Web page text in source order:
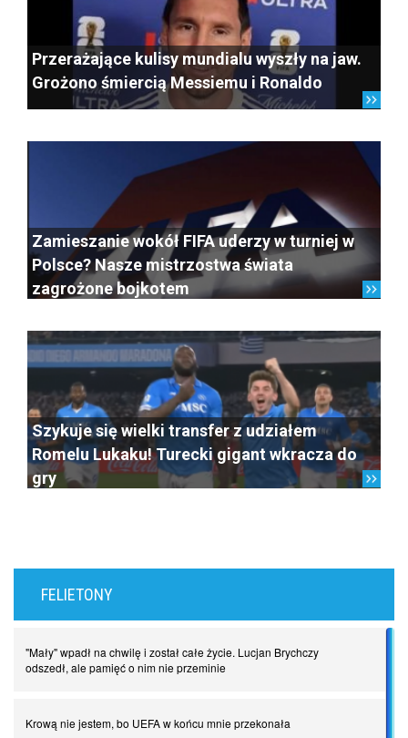
Przerażające kulisy mundialu wyszły na jaw.
Grożono śmiercią Messiemu i Ronaldo
Zamieszanie wokół FIFA uderzy w turniej w
Polsce? Nasze mistrzostwa świata
zagrożone bojkotem
Szykuje się wielki transfer z udziałem
Romelu Lukaku! Turecki gigant wkracza do
gry
FELIETONY
"Mały" wpadł na chwilę i został całe życie. Lucjan Brychczy
odszedł, ale pamięć o nim nie przeminie
Krową nie jestem, bo UEFA w końcu mnie przekonała